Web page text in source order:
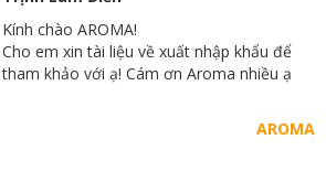
Kính chào AROMA!
Cho em xin tài liệu về xuất nhập khẩu để
tham khảo với ạ! Cám ơn Aroma nhiều ạ
AROMA